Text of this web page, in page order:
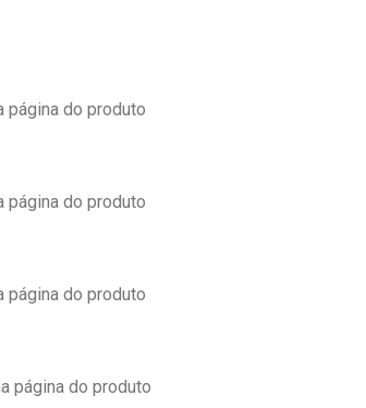
página do produto
página do produto
página do produto
página do produto